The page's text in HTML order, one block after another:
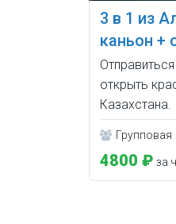
3 в 1 из
каньон +
открыть
Казахстана.
Групповая
4800 ₽ за